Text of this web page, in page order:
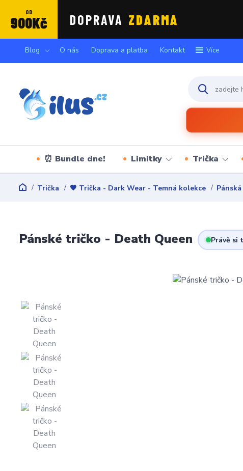
OD
900Kč DOPRAVA ZDARMA
Blog O nás Doprava a platba Kontakt Více
⏰ Bundle dne! Limitky Trička
Trička 🖤 Trička - Dark Wear - Temná kolekce
Pánské tričko - Death Queen Právě si